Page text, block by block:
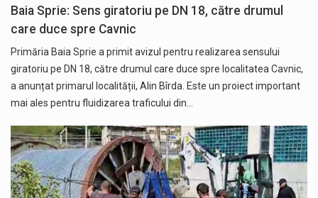
Baia Sprie: Sens giratoriu pe DN 18, către drumul
care duce spre Cavnic
Primăria Baia Sprie a primit avizul pentru realizarea sensului
giratoriu pe DN 18, către drumul care duce spre localitatea Cavnic,
a anunțat primarul localității, Alin Bîrda. Este un proiect important
mai ales pentru fluidizarea traficului din…